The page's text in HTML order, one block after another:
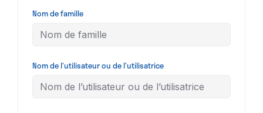
Nom de famille
Nom de l’utilisateur ou de l’utilisatrice